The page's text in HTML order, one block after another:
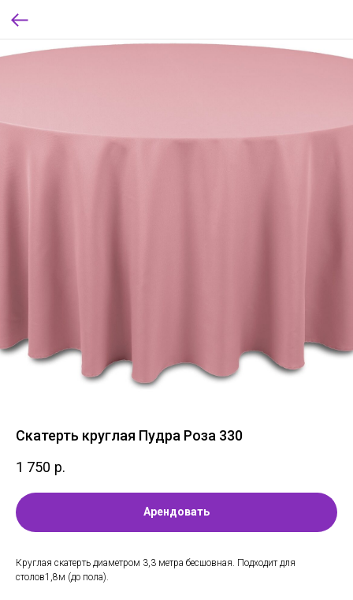
Скатерть круглая Пудра Роза 330
1 750 р.
Арендовать
Круглая скатерть диаметром 3,3 метра бесшовная. Подходит для
столов1,8м (до пола).